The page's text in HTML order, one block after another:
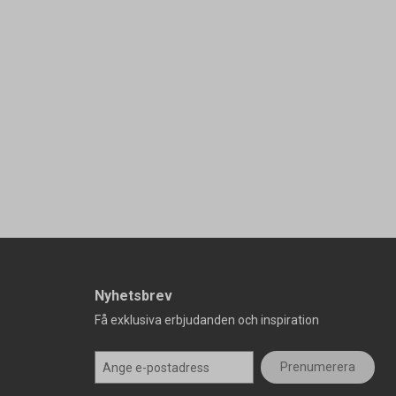
Nyhetsbrev
Få exklusiva erbjudanden och inspiration
Prenumerera